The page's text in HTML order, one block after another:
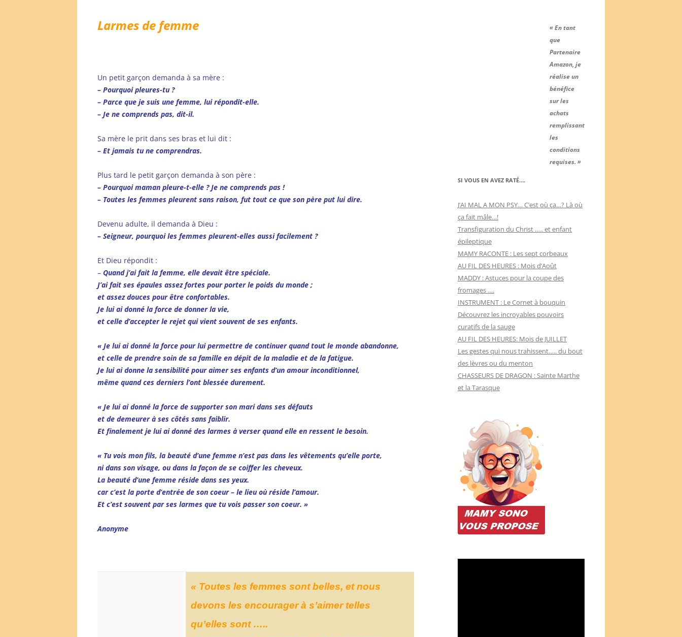
Larmes de femme
Un petit garçon demanda à sa mère :
– Pourquoi pleures-tu ?
– Parce que je suis une femme, lui répondit-elle.
– Je ne comprends pas, dit-il.
Sa mère le prit dans ses bras et lui dit :
– Et jamais tu ne comprendras.
Plus tard le petit garçon demanda à son père :
– Pourquoi maman pleure-t-elle ? Je ne comprends pas !
– Toutes les femmes pleurent sans raison, fut tout ce que son père put lui dire.
Devenu adulte, il demanda à Dieu :
– Seigneur, pourquoi les femmes pleurent-elles aussi facilement ?
Et Dieu répondit :
– Quand j’ai fait la femme, elle devait être spéciale.
J’ai fait ses épaules assez fortes pour porter le poids du monde ;
et assez douces pour être confortables.
Je lui ai donné la force de donner la vie,
et celle d’accepter le rejet qui vient souvent de ses enfants.
« Je lui ai donné la force pour lui permettre de continuer quand tout le monde abandonne,
et celle de prendre soin de sa famille en dépit de la maladie et de la fatigue.
Je lui ai donne la sensibilité pour aimer ses enfants d’un amour inconditionnel,
même quand ces derniers l’ont blessée durement.
« Je lui ai donné la force de supporter son mari dans ses défauts
et de demeurer à ses côtés sans faiblir.
Et finalement je lui ai donné des larmes à verser quand elle en ressent le besoin.
« Tu vois mon fils, la beauté d’une femme n’est pas dans les vêtements qu’elle porte,
ni dans son visage, ou dans la façon de se coiffer les cheveux.
La beauté d’une femme réside dans ses yeux.
car c’est la porte d’entrée de son coeur – le lieu où réside l’amour.
Et c’est souvent par ses larmes que tu vois passer son coeur. »
Anonyme
« Toutes les femmes sont belles, et nous
devons les encourager à s’aimer telles
qu’elles sont …..
« En tant
que
Partenaire
Amazon, je
réalise un
bénéfice
sur les
achats
remplissant
les
conditions
requises. »
SI VOUS EN AVEZ RATÉ….
J’AI MAL A MON PSY… C’est où ça…? Là où
ça fait mâle…!
Transfiguration du Christ ….. et enfant
épileptique
MAMY RACONTE : Les sept corbeaux
AU FIL DES HEURES : Mois d’Août
MADDY : Astuces pour la coupe des
fromages ….
INSTRUMENT : Le Cornet à bouquin
Découvrez les incroyables pouvoirs
curatifs de la sauge
AU FIL DES HEURES: Mois de JUILLET
Les gestes qui nous trahissent….. du bout
des lèvres ou du menton
CHASSEURS DE DRAGON : Sainte Marthe
et la Tarasque